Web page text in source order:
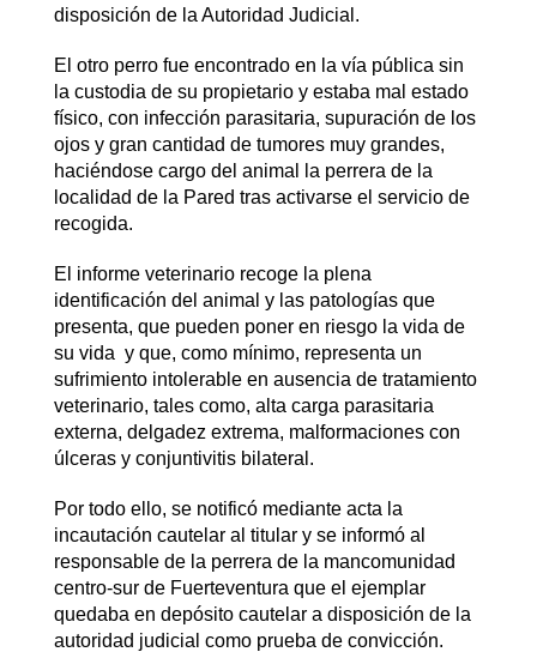
disposición de la Autoridad Judicial.
El otro perro fue encontrado en la vía pública sin
la custodia de su propietario y estaba mal estado
físico, con infección parasitaria, supuración de los
ojos y gran cantidad de tumores muy grandes,
haciéndose cargo del animal la perrera de la
localidad de la Pared tras activarse el servicio de
recogida.
El informe veterinario recoge la plena
identificación del animal y las patologías que
presenta, que pueden poner en riesgo la vida de
su vida y que, como mínimo, representa un
sufrimiento intolerable en ausencia de tratamiento
veterinario, tales como, alta carga parasitaria
externa, delgadez extrema, malformaciones con
úlceras y conjuntivitis bilateral.
Por todo ello, se notificó mediante acta la
incautación cautelar al titular y se informó al
responsable de la perrera de la mancomunidad
centro-sur de Fuerteventura que el ejemplar
quedaba en depósito cautelar a disposición de la
autoridad judicial como prueba de convicción.